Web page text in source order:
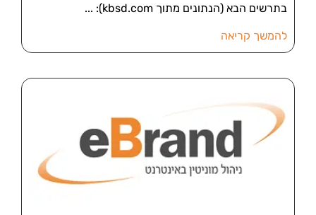
בתרשים הבא (הנתונים מתוך kbsd.com):
להמשך קריאה